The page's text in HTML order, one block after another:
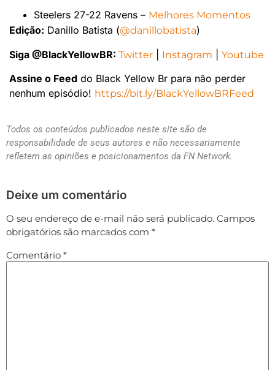
Steelers 27-22 Ravens – Melhores Momentos
Edição: Danillo Batista (@danillobatista)
Siga @BlackYellowBR: Twitter Instagram Youtube
Assine o Feed do Black Yellow Br para não perder
nenhum episódio! https://bit.ly/BlackYellowBRFeed
Todos os conteúdos publicados neste site são de
responsabilidade de seus autores e não necessariamente
refletem as opiniões e posicionamentos da FN Network.
Deixe um comentário
O seu endereço de e-mail não será publicado. Campos
obrigatórios são marcados com *
Comentário *